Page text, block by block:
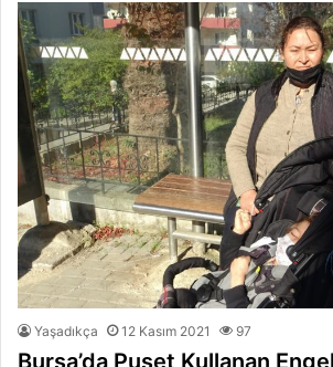
Yaşadıkça 12 Kasım 2021 97